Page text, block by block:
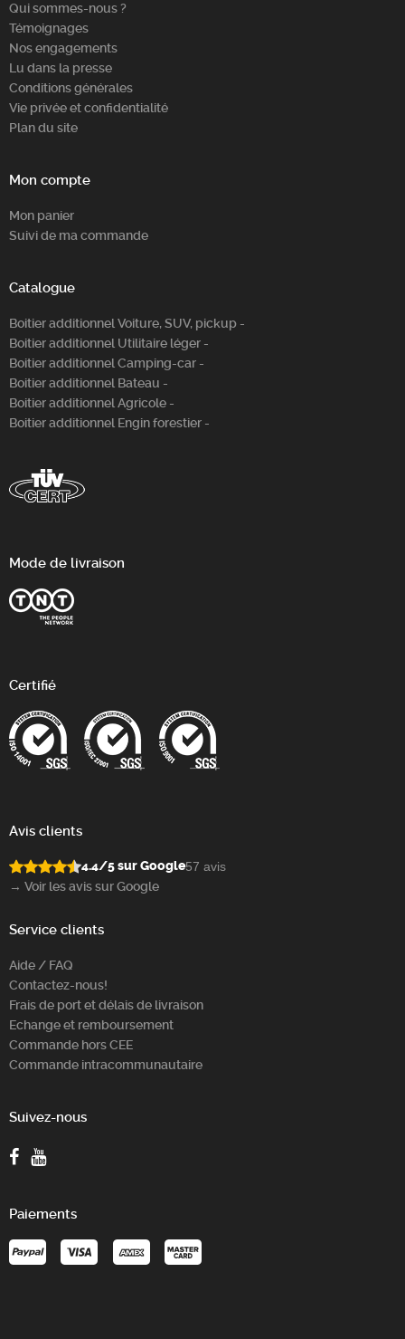
Qui sommes-nous ?
Témoignages
Nos engagements
Lu dans la presse
Conditions générales
Vie privée et confidentialité
Plan du site
Mon compte
Mon panier
Suivi de ma commande
Catalogue
Boitier additionnel Voiture, SUV, pickup -
Boitier additionnel Utilitaire léger -
Boitier additionnel Camping-car -
Boitier additionnel Bateau -
Boitier additionnel Agricole -
Boitier additionnel Engin forestier -
Mode de livraison
Certifié
Avis clients
4.4/5 sur Google57 avis
→ Voir les avis sur Google
Service clients
Aide / FAQ
Contactez-nous!
Frais de port et délais de livraison
Echange et remboursement
Commande hors CEE
Commande intracommunautaire
Suivez-nous
Paiements